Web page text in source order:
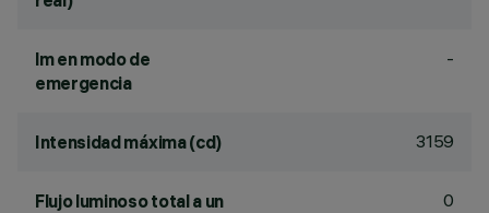
lm en modo de
emergencia
-
Intensidad máxima (cd) 3159
Flujo luminoso total a un
0